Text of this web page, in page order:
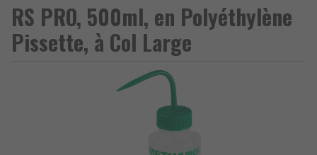
RS PRO, 500ml, en Polyéthylène
Pissette, à Col Large